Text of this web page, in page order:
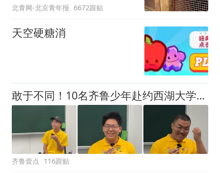
护，游客可按需买
北青网-北京青年报 6672跟贴
天空硬糖消
敢于不同！10名齐鲁少年赴约西湖大学！他们是谁？为何而选？
齐鲁壹点 116跟贴